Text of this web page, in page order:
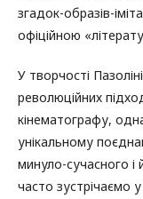
згадок-образів-
офіційною
У творчості
революційних
кінематографу,
унікальному
минуло-сучасного і
часто зустрічаємо